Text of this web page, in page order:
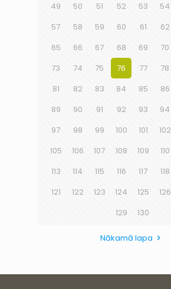
49
50 51 52 53 54
57
58 59 60 61 62
65
66 67 68 69 70
73
74 75 76 77 78
81
82 83 84 85 86
89
90 91 92 93 94
97
98 99 100 101 102
105
106 107 108 109 110
113
114 115 116 117 118
121
122 123 124 125 126
129
130
Nākamā lapa